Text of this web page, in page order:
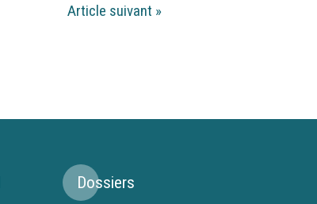
Article suivant »
Dossiers